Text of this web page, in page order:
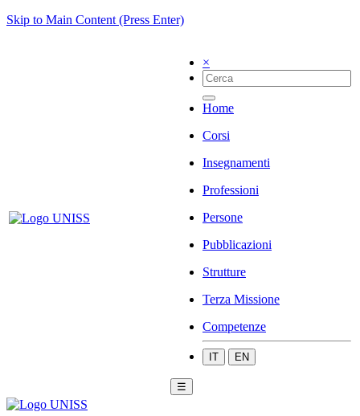
Skip to Main Content (Press Enter)
×
Home
Corsi
Insegnamenti
Professioni
Persone
Pubblicazioni
Strutture
Terza Missione
Competenze
IT EN
☰